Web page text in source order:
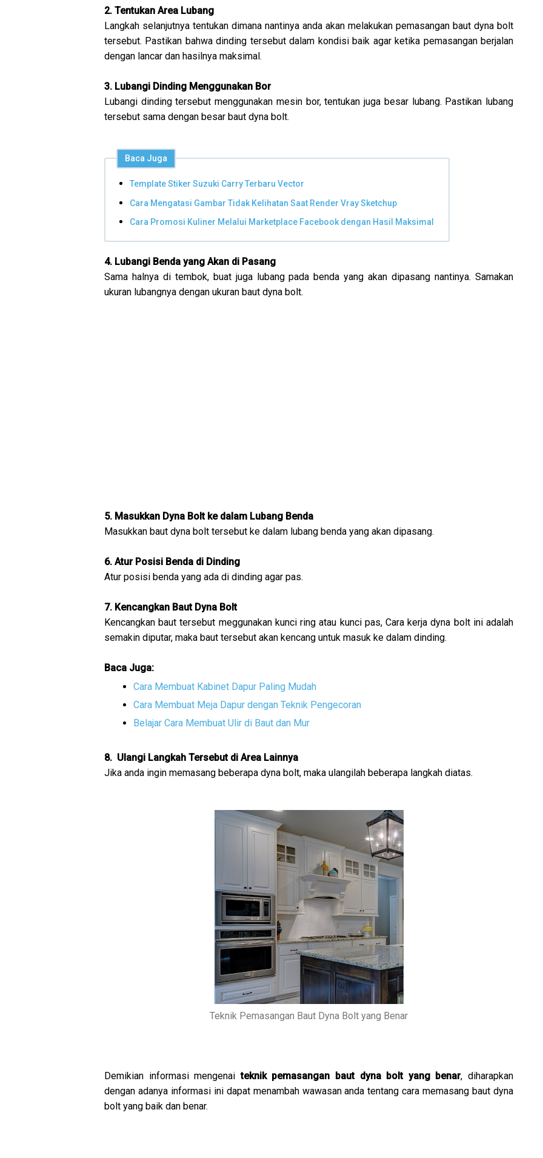
2. Tentukan Area Lubang
Langkah selanjutnya tentukan dimana nantinya anda akan melakukan pemasangan baut dyna bolt
tersebut. Pastikan bahwa dinding tersebut dalam kondisi baik agar ketika pemasangan berjalan
dengan lancar dan hasilnya maksimal.
3. Lubangi Dinding Menggunakan Bor
Lubangi dinding tersebut menggunakan mesin bor, tentukan juga besar lubang. Pastikan lubang
tersebut sama dengan besar baut dyna bolt.
Baca Juga
Template Stiker Suzuki Carry Terbaru Vector
Cara Mengatasi Gambar Tidak Kelihatan Saat Render Vray Sketchup
Cara Promosi Kuliner Melalui Marketplace Facebook dengan Hasil Maksimal
4. Lubangi Benda yang Akan di Pasang
Sama halnya di tembok, buat juga lubang pada benda yang akan dipasang nantinya. Samakan
ukuran lubangnya dengan ukuran baut dyna bolt.
5. Masukkan Dyna Bolt ke dalam Lubang Benda
Masukkan baut dyna bolt tersebut ke dalam lubang benda yang akan dipasang.
6. Atur Posisi Benda di Dinding
Atur posisi benda yang ada di dinding agar pas.
7. Kencangkan Baut Dyna Bolt
Kencangkan baut tersebut meggunakan kunci ring atau kunci pas, Cara kerja dyna bolt ini adalah
semakin diputar, maka baut tersebut akan kencang untuk masuk ke dalam dinding.
Baca Juga:
Cara Membuat Kabinet Dapur Paling Mudah
Cara Membuat Meja Dapur dengan Teknik Pengecoran
Belajar Cara Membuat Ulir di Baut dan Mur
8. Ulangi Langkah Tersebut di Area Lainnya
Jika anda ingin memasang beberapa dyna bolt, maka ulangilah beberapa langkah diatas.
Teknik Pemasangan Baut Dyna Bolt yang Benar
Demikian informasi mengenaiteknik pemasangan baut dyna bolt yang benar, diharapkan
dengan adanya informasi ini dapat menambah wawasan anda tentang cara memasang baut dyna
bolt yang baik dan benar.